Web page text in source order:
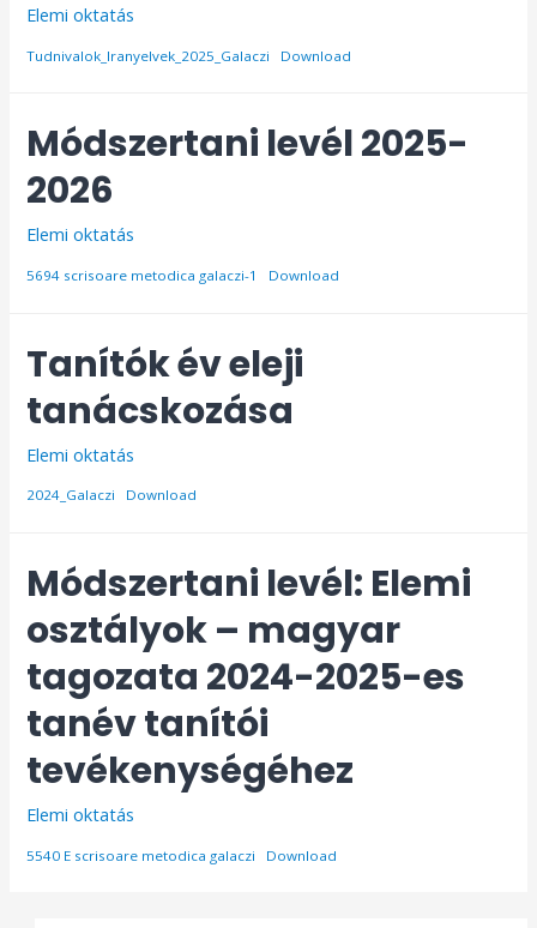
Elemi oktatás
Tudnivalok_Iranyelvek_2025_Galaczi Download
Módszertani levél 2025-
2026
Elemi oktatás
5694 scrisoare metodica galaczi-1 Download
Tanítók év eleji
tanácskozása
Elemi oktatás
2024_Galaczi Download
Módszertani levél: Elemi
osztályok – magyar
tagozata 2024-2025-es
tanév tanítói
tevékenységéhez
Elemi oktatás
5540 E scrisoare metodica galaczi Download